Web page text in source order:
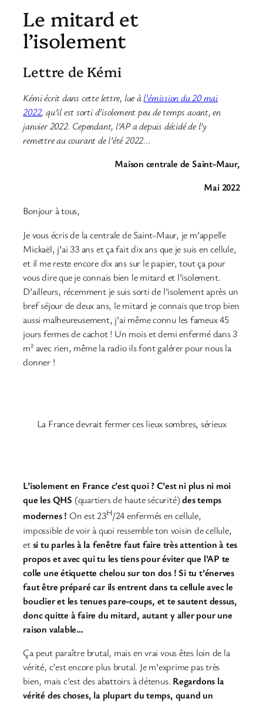
Le mitard et
l’isolement
Lettre de Kémi
Kémi écrit dans cette lettre, lue àl’émission du 20 mai
2022, qu’il est sorti d’isolement peu de temps avant, en
janvier 2022. Cependant, l’AP a depuis décidé de l’y
remettre au courant de l’été 2022...
Maison centrale de Saint-Maur,
Mai 2022
Bonjour à tous,
Je vous écris de la centrale de Saint-Maur, je m’appelle
Mickaël, j’ai 33 ans et ça fait dix ans que je suis en cellule,
et il me reste encore dix ans sur le papier, tout ça pour
vous dire que je connais bien le mitard et l’isolement.
D’ailleurs, récemment je suis sorti de l’isolement après un
bref séjour de deux ans, le mitard je connais que trop bien
aussi malheureusement, j’ai même connu les fameux 45
jours fermes de cachot ! Un mois et demi enfermé dans 3
m² avec rien, même la radio ils font galérer pour nous la
donner !
La France devrait fermer ces lieux sombres, sérieux
L’isolement en France c’est quoi ? C’est ni plus ni moi
que les QHS (quartiers de haute sécurité)des temps
modernes ! On est 23H/24 enfermés en cellule,
impossible de voir à quoi ressemble ton voisin de cellule,
etsi tu parles à la fenêtre faut faire très attention à tes
propos et avec qui tu les tiens pour éviter que l’AP te
colle une étiquette chelou sur ton dos ! Si tu t’énerves
faut être préparé car ils entrent dans ta cellule avec le
bouclier et les tenues pare-coups, et te sautent dessus,
donc quitte à faire du mitard, autant y aller pour une
raison valable…
Ça peut paraître brutal, mais en vrai vous êtes loin de la
vérité, c’est encore plus brutal. Je m’exprime pas très
bien, mais c’est des abattoirs à détenus. Regardons la
vérité des choses, la plupart du temps, quand un